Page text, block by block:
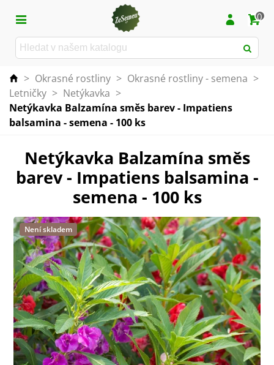
0
> Okrasné rostliny > Okrasné rostliny - semena >
Letničky > Netýkavka >
Netýkavka Balzamína směs barev - Impatiens
balsamina - semena - 100 ks
Netýkavka Balzamína směs
barev - Impatiens balsamina -
semena - 100 ks
Není skladem